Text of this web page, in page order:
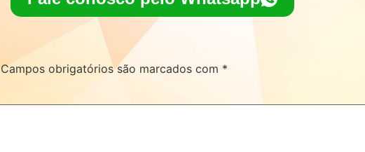
Campos obrigatórios são marcados com *